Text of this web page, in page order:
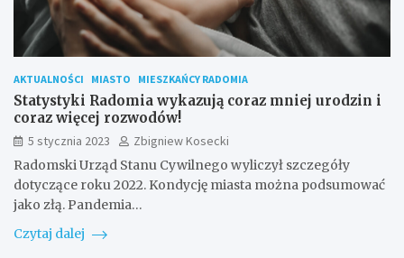
AKTUALNOŚCI MIASTO MIESZKAŃCY RADOMIA
Statystyki Radomia wykazują coraz mniej urodzin i
coraz więcej rozwodów!
5 stycznia 2023
Zbigniew Kosecki
Radomski Urząd Stanu Cywilnego wyliczył szczegóły
dotyczące roku 2022. Kondycję miasta można podsumować
jako złą. Pandemia…
Czytaj dalej